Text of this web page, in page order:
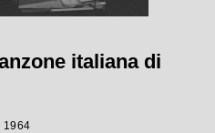
italiana di
1964